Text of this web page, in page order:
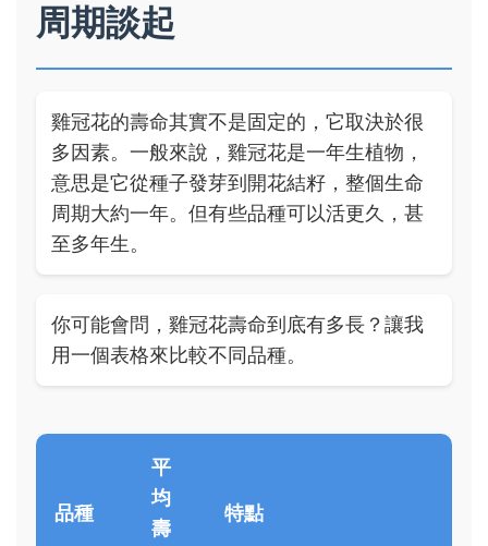
周期談起
雞冠花的壽命其實不是固定的，它取決於很
多因素。一般來說，雞冠花是一年生植物，
意思是它從種子發芽到開花結籽，整個生命
周期大約一年。但有些品種可以活更久，甚
至多年生。
你可能會問，雞冠花壽命到底有多長？讓我
用一個表格來比較不同品種。
品種
平
均
壽
特點